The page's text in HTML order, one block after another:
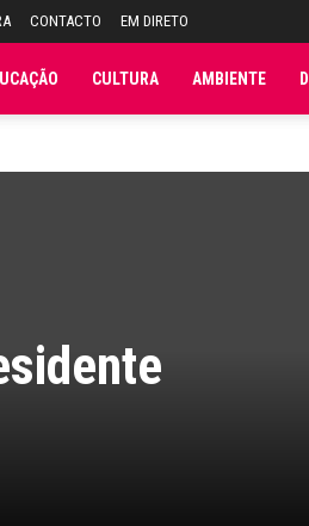
CONTACTO EM DIRETO
CULTURA AMBIENTE